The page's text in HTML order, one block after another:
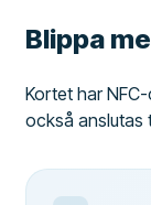
Blippa
Kortet har
också anslutas